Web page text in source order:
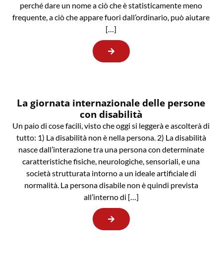
perché dare un nome a ciò che è statisticamente meno
frequente, a ciò che appare fuori dall’ordinario, può aiutare
[…]
La giornata internazionale delle persone
con disabilità
Un paio di cose facili, visto che oggi si leggerà e ascolterà di
tutto: 1) La disabilità non è nella persona. 2) La disabilità
nasce dall’interazione tra una persona con determinate
caratteristiche fisiche, neurologiche, sensoriali, e una
società strutturata intorno a un ideale artificiale di
normalità. La persona disabile non è quindi prevista
all’interno di […]